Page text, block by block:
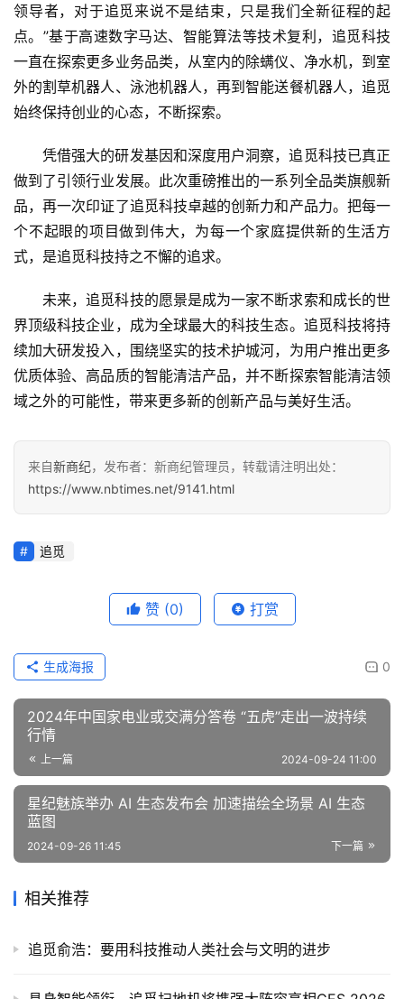
领导者，对于追觅来说不是结束，只是我们全新征程的起
点。”基于高速数字马达、智能算法等技术复利，追觅科技
一直在探索更多业务品类，从室内的除螨仪、净水机，到室
外的割草机器人、泳池机器人，再到智能送餐机器人，追觅
始终保持创业的心态，不断探索。
凭借强大的研发基因和深度用户洞察，追觅科技已真正
做到了引领行业发展。此次重磅推出的一系列全品类旗舰新
品，再一次印证了追觅科技卓越的创新力和产品力。把每一
个不起眼的项目做到伟大，为每一个家庭提供新的生活方
式，是追觅科技持之不懈的追求。
未来，追觅科技的愿景是成为一家不断求索和成长的世
界顶级科技企业，成为全球最大的科技生态。追觅科技将持
续加大研发投入，围绕坚实的技术护城河，为用户推出更多
优质体验、高品质的智能清洁产品，并不断探索智能清洁领
域之外的可能性，带来更多新的创新产品与美好生活。
来自新商纪，发布者：新商纪管理员，转载请注明出处：
https://www.nbtimes.net/9141.html
追觅
赞 (0) 打赏
0
生成海报
2024年中国家电业或交满分答卷 “五虎”走出一波持续
行情
上一篇 2024-09-24 11:00
星纪魅族举办 AI 生态发布会 加速描绘全场景 AI 生态
蓝图
下一篇
2024-09-26 11:45
相关推荐
追觅俞浩：要用科技推动人类社会与文明的进步